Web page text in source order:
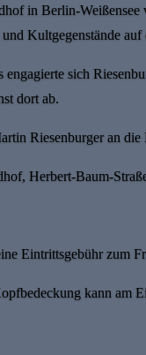
in Berlin-
Kultgegenstände
sich
dort ab.
Riesenburger an
Herbert-Baum-
Eintrittsgebühr zum
kann am